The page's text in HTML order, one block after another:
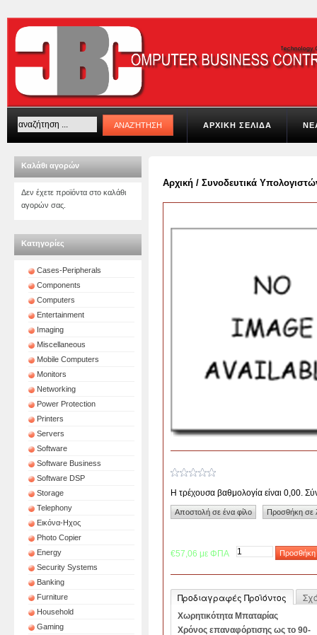
ΑΡΧΙΚΗ ΣΕΛΙΔΑ
Καλάθι αγορών
Δεν έχετε προϊόντα στο καλάθι
αγορών σας.
Κατηγορίες
Cases-Peripherals
Components
Computers
Entertainment
Imaging
Miscellaneous
Mobile Computers
Monitors
Networking
Power Protection
Printers
Servers
Software
Software Business
Software DSP
Storage
Telephony
Εικόνα-Ηχος
Photo Copier
Energy
Security Systems
Banking
Furniture
Household
Gaming
Αρχική / Συνοδευτικά
Η τρέχουσα βαθμολογία είναι 0,00.
€57,06 με ΦΠΑ
Προδιαγραφές Προϊόντος
Χωρητικότητα Μπαταρίας
Χρόνος επαναφόρτισης ως το 90-